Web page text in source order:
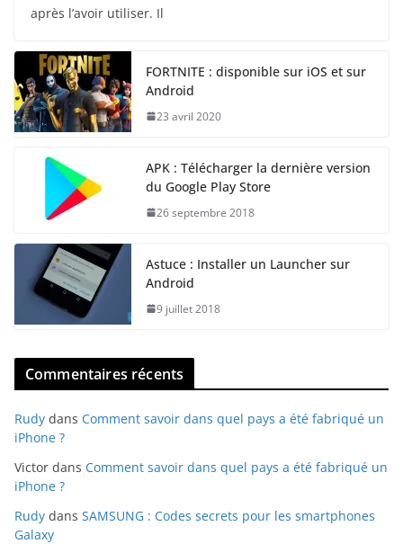
après l’avoir utiliser. Il
FORTNITE : disponible sur iOS et sur
Android
23 avril 2020
APK : Télécharger la dernière version
du Google Play Store
26 septembre 2018
Astuce : Installer un Launcher sur
Android
9 juillet 2018
Commentaires récents
Rudy dans Comment savoir dans quel pays a été fabriqué un
iPhone ?
Victor dans Comment savoir dans quel pays a été fabriqué un
iPhone ?
Rudy dans SAMSUNG : Codes secrets pour les smartphones
Galaxy